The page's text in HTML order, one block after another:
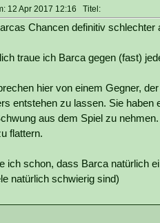
12 Apr 2017 12:16 Titel:
Chancen definitiv schlechter
traue ich Barca gegen (fast)
hier von einem Gegner,
entstehen zu lassen. Sie haben
aus dem Spiel zu
flattern.
ich schon, dass Barca natürlich
natürlich schwierig sind)